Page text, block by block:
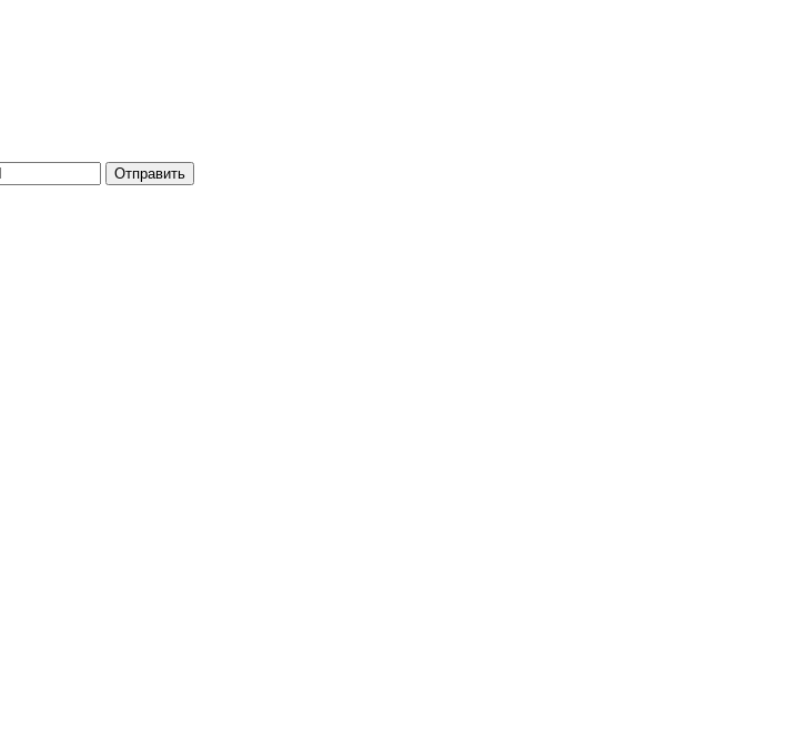
Отправить